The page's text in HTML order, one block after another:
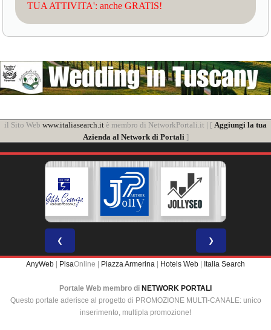
TUA ATTIVITA': anche GRATIS!
il Sito Web www.italiasearch.it è membro di NetworkPortali.it | [ Aggiungi la tua
Azienda al Network di Portali ]
❮ ❯
AnyWeb | PisaOnline | Piazza Armerina | Hotels Web | Italia Search
Portale Web membro di NETWORK PORTALI
Questo portale aderisce al progetto di PROMOZIONE MULTI-CANALE: unico
inserimento, multipla promozione!